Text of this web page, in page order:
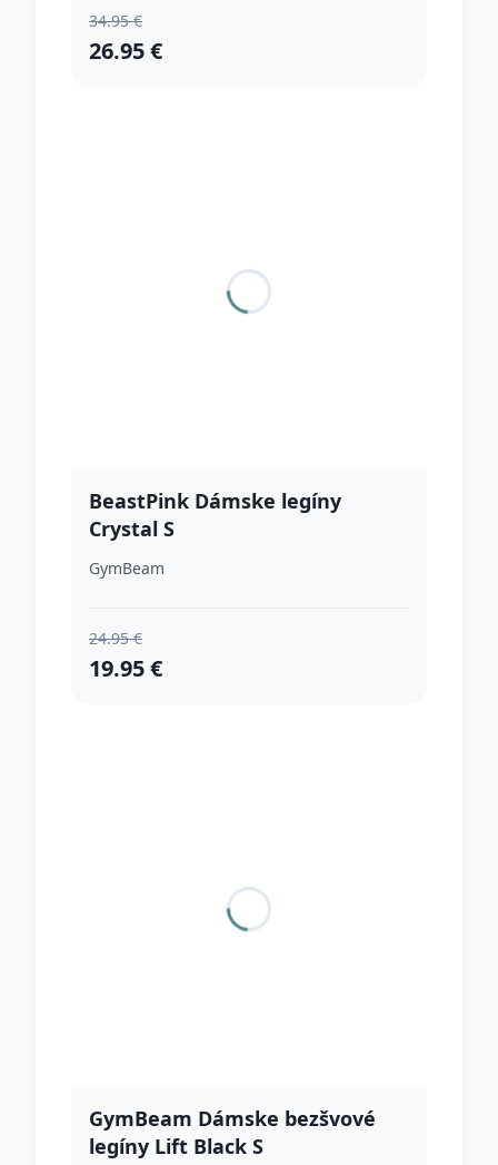
34.95 €
26.95 €
BeastPink Dámske legíny
Crystal S
GymBeam
24.95 €
19.95 €
GymBeam Dámske bezšvové
legíny Lift Black S